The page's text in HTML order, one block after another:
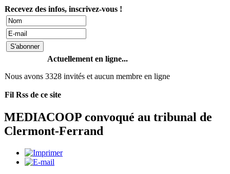
Recevez des infos, inscrivez-vous !
Actuellement en ligne...
Nous avons 3328 invités et aucun membre en ligne
Fil Rss de ce site
MEDIACOOP convoqué au tribunal de
Clermont-Ferrand